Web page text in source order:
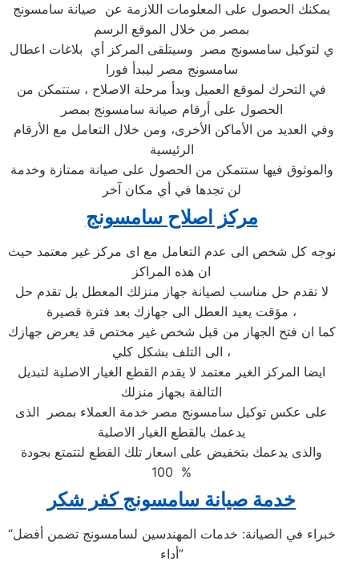
يمكنك الحصول على المعلومات اللازمة عن صيانة سامسونج
بمصر من خلال الموقع الرسم
ي لتوكيل سامسونج مصر وسيتلقى المركز أي بلاغات اعطال
سامسونج مصر ليبدأ فورا
في التحرك لموقع العميل وبدأ مرحلة الاصلاح ، ستتمكن من
الحصول على أرقام صيانة سامسونج بمصر
الرئيسية
والموثوق فيها ستتمكن من الحصول على صيانة ممتازة وخدمة
لن تجدها في أي مكان آخر
مركز اصلاح سامسونج
نوجه كل شخص الى عدم التعامل مع اى مركز غير معتمد حيث
ان هذه المراكز
لا تقدم حل مناسب لصيانة جهاز منزلك المعطل بل تقدم حل
مؤقت يعيد العطل الى جهازك بعد فترة قصيرة ،
كما ان فتح الجهاز من قبل شخص غير مختص قد يعرض جهازك
الى التلف بشكل كلي ،
ايضا المركز الغير معتمد لا يقدم القطع الغيار الاصلية لتبديل
التالفة بجهاز منزلك
على عكس توكيل سامسونج مصر خدمة العملاء بمصر الذى
يدعمك بالقطع الغيار الاصلية
والذى يدعمك بتخفيض على اسعار تلك القطع لتتمتع بجودة
100 %
خدمة صيانة سامسونج كفر شكر
“خبراء في الصيانة: خدمات المهندسين لسامسونج تضمن أفضل
أداء”